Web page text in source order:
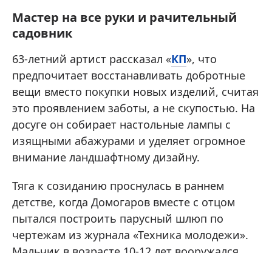
Мастер на все руки и рачительный
садовник
63-летний артист рассказал «КП», что
предпочитает восстанавливать добротные
вещи вместо покупки новых изделий, считая
это проявлением заботы, а не скупостью. На
досуге он собирает настольные лампы с
изящными абажурами и уделяет огромное
внимание ландшафтному дизайну.
Тяга к созиданию проснулась в раннем
детстве, когда Домогаров вместе с отцом
пытался построить парусный шлюп по
чертежам из журнала «Техника молодежи».